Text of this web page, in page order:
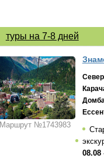
туры на 7-8 дней
Маршрут №1743983
08.08